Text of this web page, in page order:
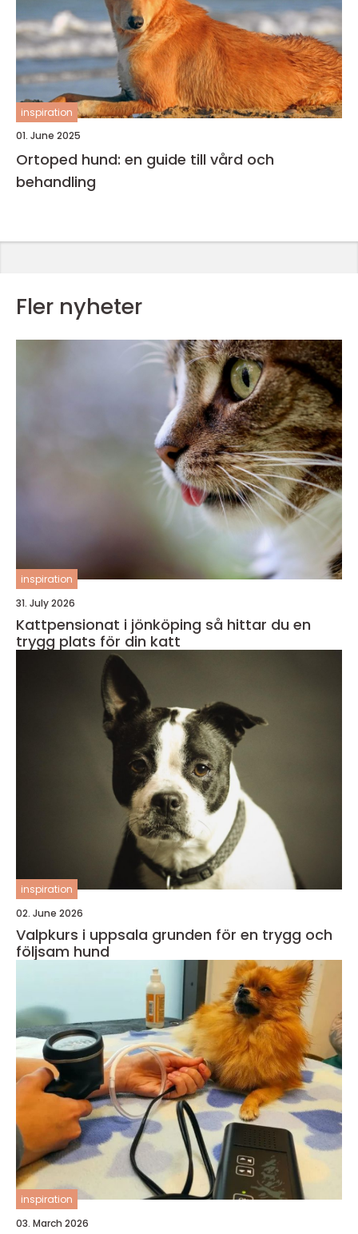
inspiration
01. June 2025
Ortoped hund: en guide till vård och
behandling
Fler nyheter
inspiration
31. July 2026
Kattpensionat i jönköping så hittar du en
trygg plats för din katt
inspiration
02. June 2026
Valpkurs i uppsala grunden för en trygg och
följsam hund
inspiration
03. March 2026